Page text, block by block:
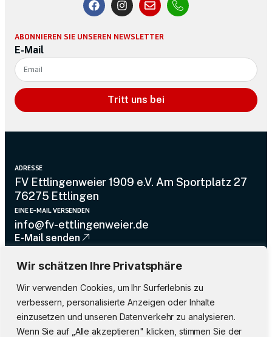
Wir schätzen Ihre Privatsphäre
Wir verwenden Cookies, um Ihr Surferlebnis zu
verbessern, personalisierte Anzeigen oder Inhalte
einzusetzen und unseren Datenverkehr zu analysieren.
Wenn Sie auf „Alle akzeptieren" klicken, stimmen Sie der
ABONNIEREN SIE UNSEREN NEWSLETTER
E-Mail
Tritt uns bei
ADRESSE
FV Ettlingenweier 1909 e.V. Am Sportplatz 27
76275 Ettlingen
EINE E-MAIL VERSENDEN
info@fv-ettlingenweier.de
E-Mail senden
07243 / 91 4 31
Rufen Sie uns an
DIREKTLINKS
Heim